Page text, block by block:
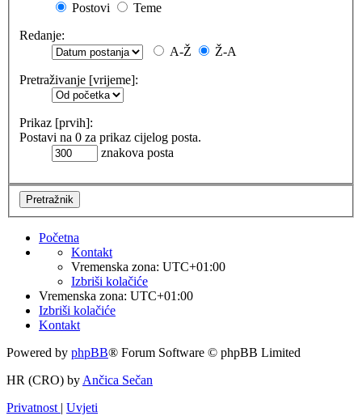
Postovi
Teme
Redanje:
A-Ž
Ž-A
Pretraživanje [vrijeme]:
Prikaz [prvih]:
Postavi na 0 za prikaz cijelog posta.
znakova posta
Početna
Kontakt
Vremenska zona: UTC+01:00
Izbriši kolačiće
Vremenska zona: UTC+01:00
Izbriši kolačiće
Kontakt
Powered by phpBB® Forum Software © phpBB Limited
HR (CRO) by Ančica Sečan
Privatnost | Uvjeti